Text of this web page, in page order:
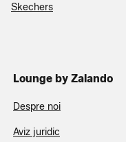
Skechers
Lounge by Zalando
Despre noi
Aviz juridic